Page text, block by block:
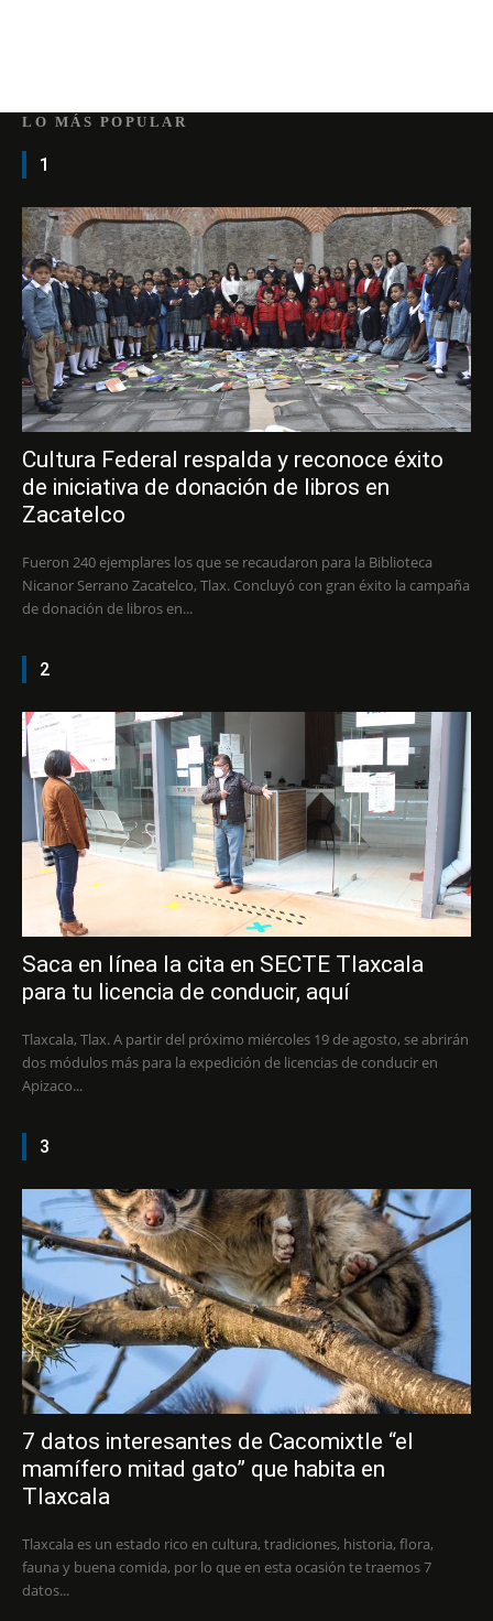
LO MÁS POPULAR
1
Cultura Federal respalda y reconoce éxito
de iniciativa de donación de libros en
Zacatelco
Fueron 240 ejemplares los que se recaudaron para la Biblioteca
Nicanor Serrano Zacatelco, Tlax. Concluyó con gran éxito la campaña
de donación de libros en...
2
Saca en línea la cita en SECTE Tlaxcala
para tu licencia de conducir, aquí
Tlaxcala, Tlax. A partir del próximo miércoles 19 de agosto, se abrirán
dos módulos más para la expedición de licencias de conducir en
Apizaco...
3
7 datos interesantes de Cacomixtle “el
mamífero mitad gato” que habita en
Tlaxcala
Tlaxcala es un estado rico en cultura, tradiciones, historia, flora,
fauna y buena comida, por lo que en esta ocasión te traemos 7
datos...